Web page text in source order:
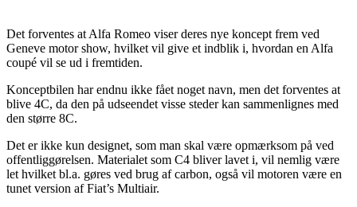
Det forventes at Alfa Romeo viser deres nye koncept frem ved
Geneve motor show, hvilket vil give et indblik i, hvordan en Alfa
coupé vil se ud i fremtiden.
Konceptbilen har endnu ikke fået noget navn, men det forventes at
blive 4C, da den på udseendet visse steder kan sammenlignes med
den større 8C.
Det er ikke kun designet, som man skal være opmærksom på ved
offentliggørelsen. Materialet som C4 bliver lavet i, vil nemlig være
let hvilket bl.a. gøres ved brug af carbon, også vil motoren være en
tunet version af Fiat’s Multiair.